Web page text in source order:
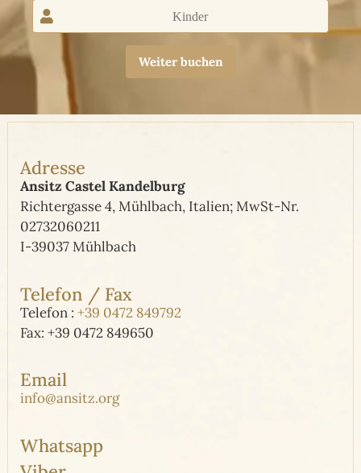
Weiter buchen
Adresse
Ansitz Castel Kandelburg
Richtergasse 4, Mühlbach, Italien; MwSt-Nr.
02732060211
I-39037 Mühlbach
Telefon / Fax
Telefon : +39 0472 849792
Fax: +39 0472 849650
Email
info@ansitz.org
Whatsapp